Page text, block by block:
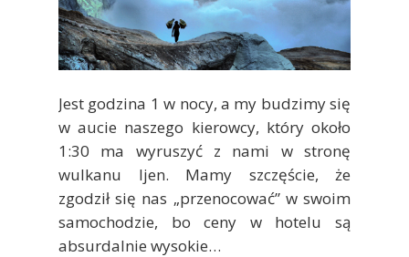
Jest godzina 1 w nocy, a my budzimy się
w aucie naszego kierowcy, który około
1:30 ma wyruszyć z nami w stronę
wulkanu Ijen. Mamy szczęście, że
zgodził się nas „przenocować” w swoim
samochodzie, bo ceny w hotelu są
absurdalnie wysokie…